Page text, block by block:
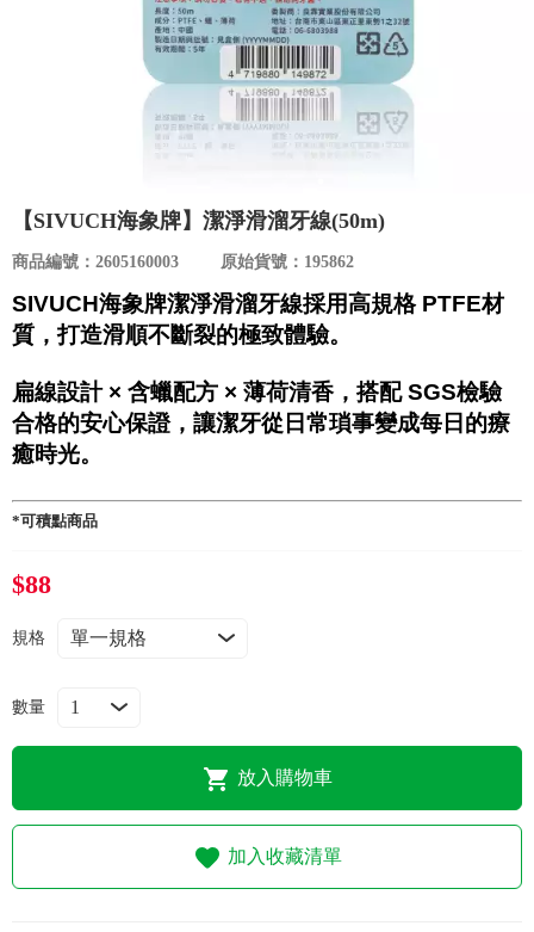
優惠活動
合作提案
購物流程
【SIVUCH海象牌】潔淨滑溜牙線(50m)
商品編號：2605160003 原始貨號：195862
SIVUCH海象牌潔淨滑溜牙線採用高規格 PTFE材
質，打造滑順不斷裂的極致體驗。
扁線設計 × 含蠟配方 × 薄荷清香，搭配 SGS檢驗
合格的安心保證，讓潔牙從日常瑣事變成每日的療
癒時光。
*可積點商品
$88
規格
數量
放入購物車
加入收藏清單